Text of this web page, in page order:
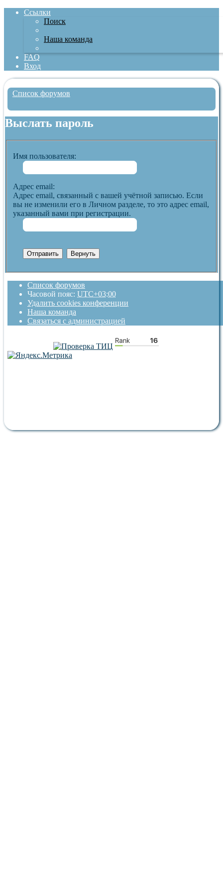
Ссылки
Поиск
Наша команда
FAQ
Вход
Список форумов
Выслать пароль
Имя пользователя:
Адрес email:
Адрес email, связанный с вашей учётной записью. Если
вы не изменили его в Личном разделе, то это адрес email,
указанный вами при регистрации.
Список форумов
Часовой пояс: UTC+03:00
Удалить cookies конференции
Наша команда
Связаться с администрацией